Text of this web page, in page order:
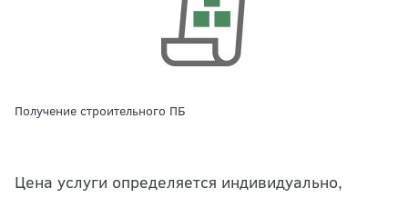
Получение строительного ПБ
Цена услуги определяется индивидуально,